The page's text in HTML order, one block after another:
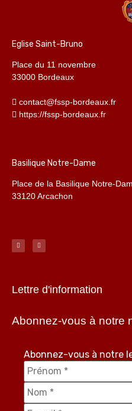
Eglise Saint-Bruno
Place du 11 novembre
33000 Bordeaux
contact@fssp-bordeaux.fr
https://fssp-bordeaux.fr
Basilique Notre-Dame
Place de la Basilique Notre-
33120 Arcachon
Lettre d'information
Abonnez-vous à notre
Abonnez-vous à notre